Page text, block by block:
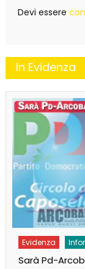
Devi essere
In Evidenza
Evidenza
Sarà Pd-